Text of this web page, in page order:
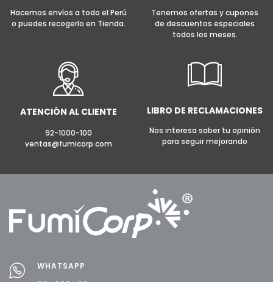
Hacemos envíos a todo el Perú
o puedes recogerlo en Tienda.
Tenemos ofertas y cupones
de descuentos especiales
todos los meses.
ATENCIÓN AL CLIENTE
92-1000-100
ventas@fumicorp.com
LIBRO DE RECLAMACIONES
Nos interesa saber tu opinión
para seguir mejorando
WHATSAPP